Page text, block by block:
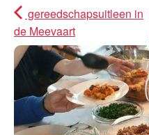
gereedschapsuitleen in
de Meevaart